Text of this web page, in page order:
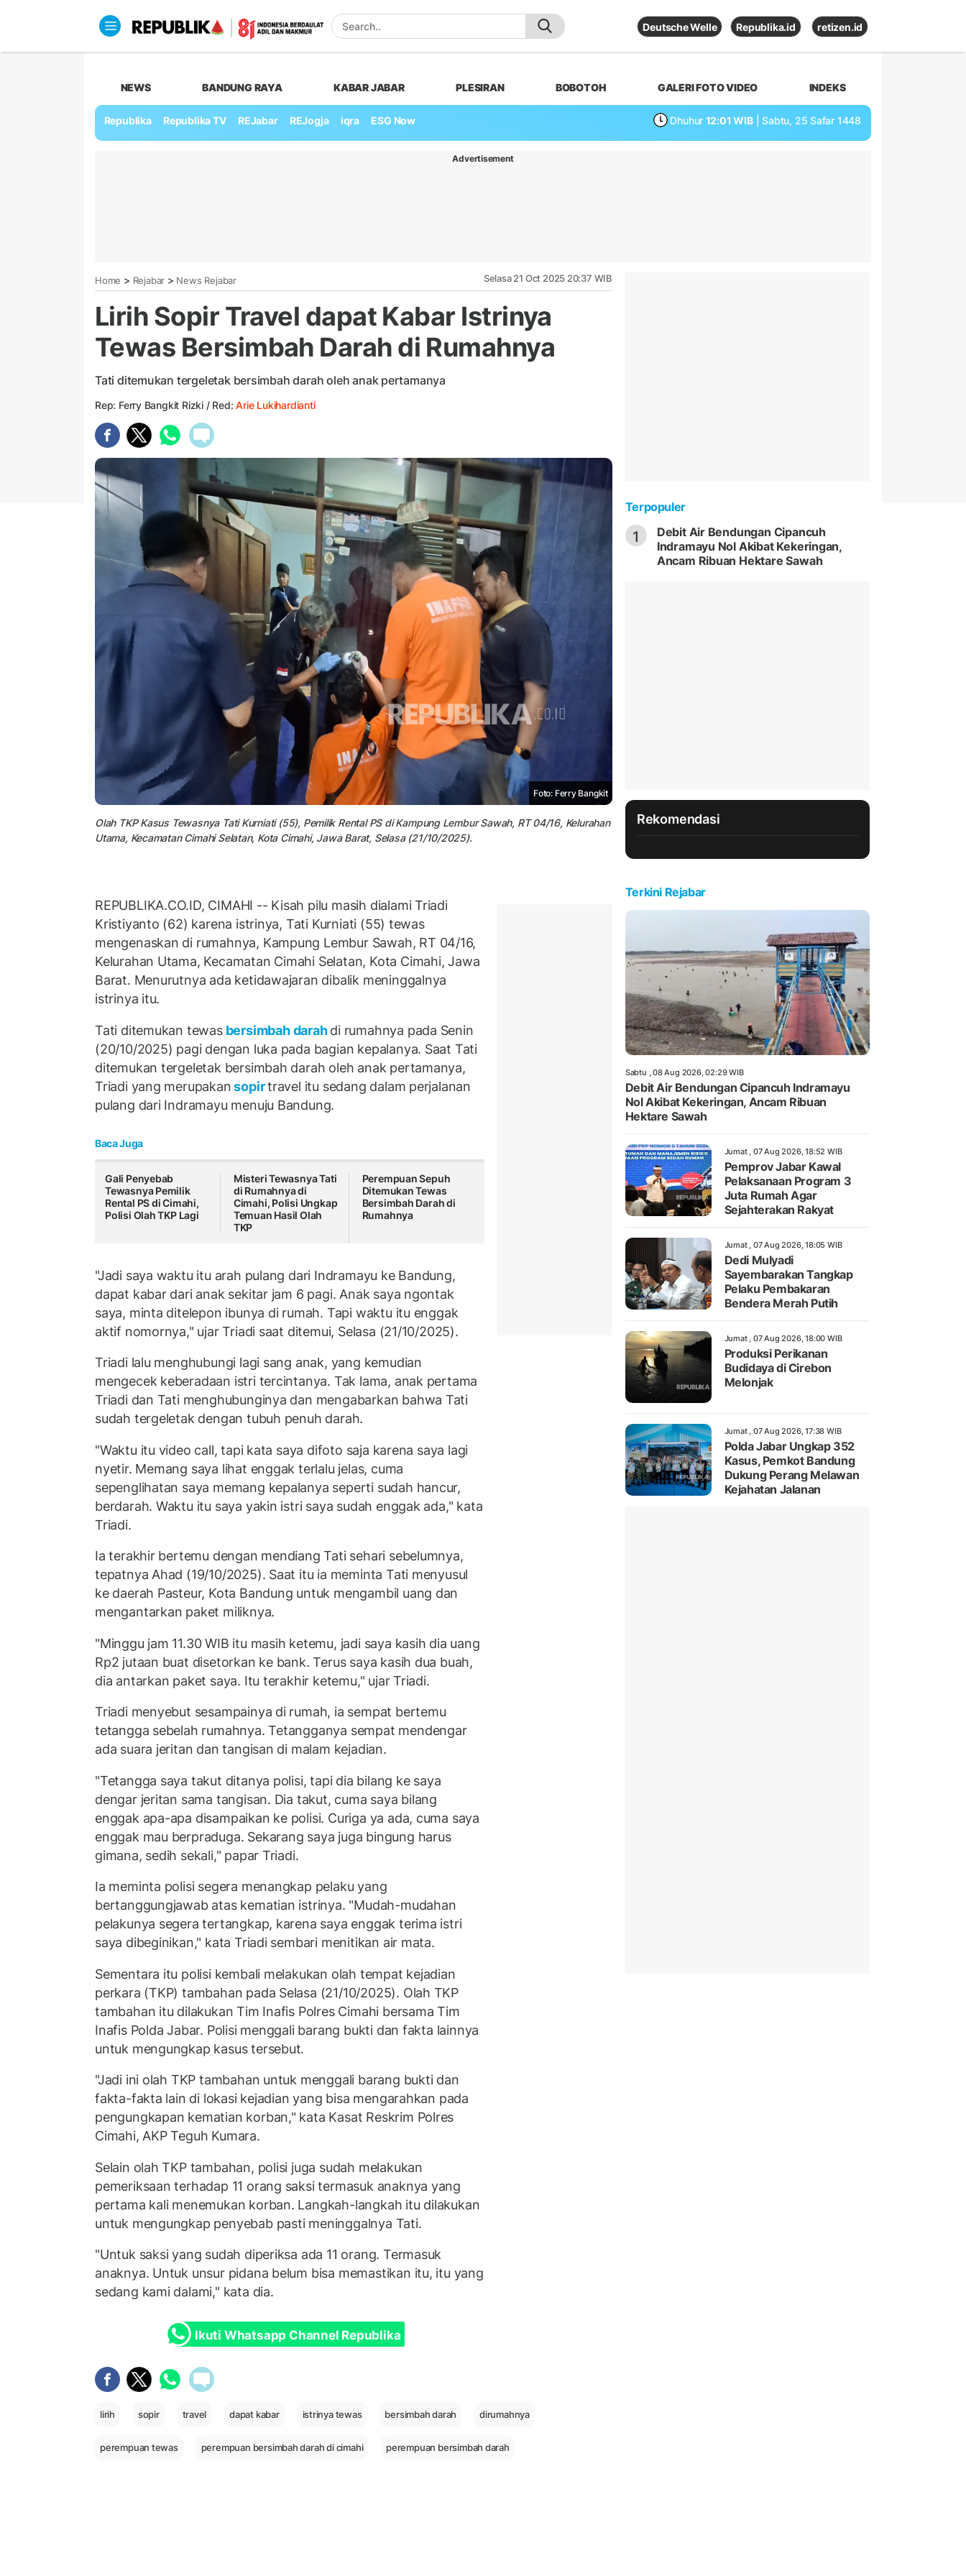
Deutsche Welle Republika.id retizen.id
NEWS BANDUNG RAYA KABAR JABAR PLESIRAN BOBOTOH GALERI FOTO VIDEO INDEKS
Republika Republika TV REJabar REJogja iqra ESG Now Dhuhur 12:01 WIB | Sabtu, 25 Safar 1448
Advertisement
Home > Rejabar > News Rejabar Selasa 21 Oct 2025 20:37 WIB
Lirih Sopir Travel dapat Kabar Istrinya
Tewas Bersimbah Darah di Rumahnya
Tati ditemukan tergeletak bersimbah darah oleh anak pertamanya
Rep: Ferry Bangkit Rizki / Red:Arie Lukihardianti
Foto: Ferry Bangkit
Olah TKP Kasus Tewasnya Tati Kurniati (55), Pemilik Rental PS di Kampung Lembur Sawah, RT 04/16, Kelurahan
Utama, Kecamatan Cimahi Selatan, Kota Cimahi, Jawa Barat, Selasa (21/10/2025).
REPUBLIKA.CO.ID, CIMAHI -- Kisah pilu masih dialami Triadi
Kristiyanto (62) karena istrinya, Tati Kurniati (55) tewas
mengenaskan di rumahnya, Kampung Lembur Sawah, RT 04/16,
Kelurahan Utama, Kecamatan Cimahi Selatan, Kota Cimahi, Jawa
Barat. Menurutnya ada ketidawajaran dibalik meninggalnya
istrinya itu.
Tati ditemukan tewasbersimbah darahdi rumahnya pada Senin
(20/10/2025) pagi dengan luka pada bagian kepalanya. Saat Tati
ditemukan tergeletak bersimbah darah oleh anak pertamanya,
Triadi yang merupakansopirtravel itu sedang dalam perjalanan
pulang dari Indramayu menuju Bandung.
Baca Juga
Gali Penyebab
Tewasnya Pemilik
Rental PS di Cimahi,
Polisi Olah TKP Lagi
Misteri Tewasnya Tati
di Rumahnya di
Cimahi, Polisi Ungkap
Temuan Hasil Olah
TKP
Perempuan Sepuh
Ditemukan Tewas
Bersimbah Darah di
Rumahnya
"Jadi saya waktu itu arah pulang dari Indramayu ke Bandung,
dapat kabar dari anak sekitar jam 6 pagi. Anak saya ngontak
saya, minta ditelepon ibunya di rumah. Tapi waktu itu enggak
aktif nomornya," ujar Triadi saat ditemui, Selasa (21/10/2025).
Triadi lalu menghubungi lagi sang anak, yang kemudian
mengecek keberadaan istri tercintanya. Tak lama, anak pertama
Triadi dan Tati menghubunginya dan mengabarkan bahwa Tati
sudah tergeletak dengan tubuh penuh darah.
"Waktu itu video call, tapi kata saya difoto saja karena saya lagi
nyetir. Memang saya lihat enggak terlalu jelas, cuma
sepenglihatan saya memang kepalanya seperti sudah hancur,
berdarah. Waktu itu saya yakin istri saya sudah enggak ada," kata
Triadi.
Ia terakhir bertemu dengan mendiang Tati sehari sebelumnya,
tepatnya Ahad (19/10/2025). Saat itu ia meminta Tati menyusul
ke daerah Pasteur, Kota Bandung untuk mengambil uang dan
mengantarkan paket miliknya.
"Minggu jam 11.30 WIB itu masih ketemu, jadi saya kasih dia uang
Rp2 jutaan buat disetorkan ke bank. Terus saya kasih dua buah,
dia antarkan paket saya. Itu terakhir ketemu," ujar Triadi.
Triadi menyebut sesampainya di rumah, ia sempat bertemu
tetangga sebelah rumahnya. Tetangganya sempat mendengar
ada suara jeritan dan tangisan di malam kejadian.
"Tetangga saya takut ditanya polisi, tapi dia bilang ke saya
dengar jeritan sama tangisan. Dia takut, cuma saya bilang
enggak apa-apa disampaikan ke polisi. Curiga ya ada, cuma saya
enggak mau berpraduga. Sekarang saya juga bingung harus
gimana, sedih sekali," papar Triadi.
Ia meminta polisi segera menangkap pelaku yang
bertanggungjawab atas kematian istrinya. "Mudah-mudahan
pelakunya segera tertangkap, karena saya enggak terima istri
saya dibeginikan," kata Triadi sembari menitikan air mata.
Sementara itu polisi kembali melakukan olah tempat kejadian
perkara (TKP) tambahan pada Selasa (21/10/2025). Olah TKP
tambahan itu dilakukan Tim Inafis Polres Cimahi bersama Tim
Inafis Polda Jabar. Polisi menggali barang bukti dan fakta lainnya
untuk mengungkap kasus tersebut.
"Jadi ini olah TKP tambahan untuk menggali barang bukti dan
fakta-fakta lain di lokasi kejadian yang bisa mengarahkan pada
pengungkapan kematian korban," kata Kasat Reskrim Polres
Cimahi, AKP Teguh Kumara.
Selain olah TKP tambahan, polisi juga sudah melakukan
pemeriksaan terhadap 11 orang saksi termasuk anaknya yang
pertama kali menemukan korban. Langkah-langkah itu dilakukan
untuk mengungkap penyebab pasti meninggalnya Tati.
"Untuk saksi yang sudah diperiksa ada 11 orang. Termasuk
anaknya. Untuk unsur pidana belum bisa memastikan itu, itu yang
sedang kami dalami," kata dia.
Ikuti Whatsapp Channel Republika
lirih sopir travel dapat kabar istrinya tewas bersimbah darah dirumahnya
perempuan tewas perempuan bersimbah darah di cimahi perempuan bersimbah darah
Terpopuler
1
Debit Air Bendungan Cipancuh
Indramayu Nol Akibat Kekeringan,
Ancam Ribuan Hektare Sawah
Rekomendasi
Terkini Rejabar
Sabtu , 08 Aug 2026, 02:29 WIB
Debit Air Bendungan Cipancuh Indramayu
Nol Akibat Kekeringan, Ancam Ribuan
Hektare Sawah
Jumat , 07 Aug 2026, 18:52 WIB
Pemprov Jabar Kawal
Pelaksanaan Program 3
Juta Rumah Agar
Sejahterakan Rakyat
Jumat , 07 Aug 2026, 18:05 WIB
Dedi Mulyadi
Sayembarakan Tangkap
Pelaku Pembakaran
Bendera Merah Putih
Jumat , 07 Aug 2026, 18:00 WIB
Produksi Perikanan
Budidaya di Cirebon
Melonjak
Jumat , 07 Aug 2026, 17:38 WIB
Polda Jabar Ungkap 352
Kasus, Pemkot Bandung
Dukung Perang Melawan
Kejahatan Jalanan